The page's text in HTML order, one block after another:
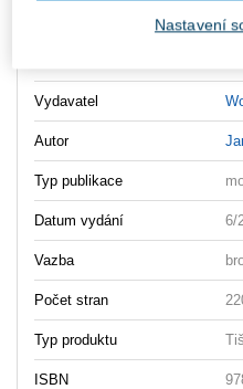
Vydavatel
Autor
Typ publikace
Datum vydání 6/
Vazba
Počet stran
Typ produktu
ISBN
Nastavení